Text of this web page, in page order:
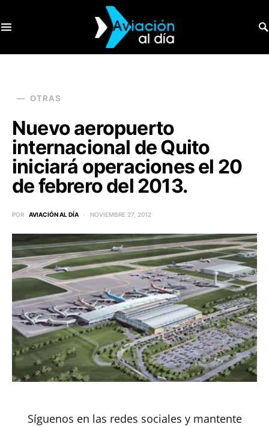
OTRAS
Nuevo aeropuerto
internacional de Quito
iniciará operaciones el 20
de febrero del 2013.
POR AVIACIÓN AL DÍA NOVIEMBRE 27, 2012
Síguenos en las redes sociales y mantente